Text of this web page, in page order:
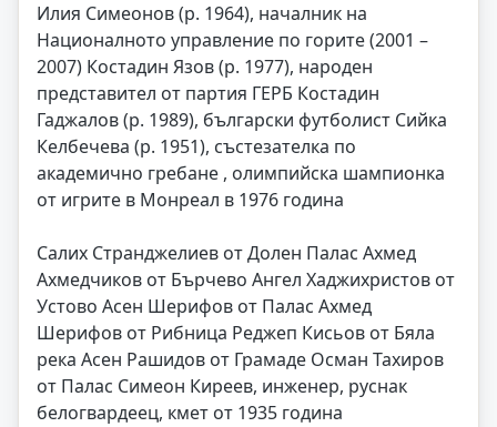
Илия Симеонов (р. 1964), началник на
Националното управление по горите (2001 –
2007) Костадин Язов (р. 1977), народен
представител от партия ГЕРБ Костадин
Гаджалов (р. 1989), български футболист Сийка
Келбечева (р. 1951), състезателка по
академично гребане , олимпийска шампионка
от игрите в Монреал в 1976 година
Салих Странджелиев от Долен Палас Ахмед
Ахмедчиков от Бърчево Ангел Хаджихристов от
Устово Асен Шерифов от Палас Ахмед
Шерифов от Рибница Реджеп Кисьов от Бяла
река Асен Рашидов от Грамаде Осман Тахиров
от Палас Симеон Киреев, инженер, руснак
белогвардеец, кмет от 1935 година